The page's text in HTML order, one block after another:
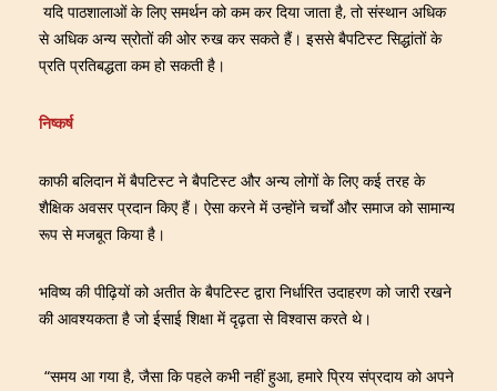
यदि पाठशालाओं के लिए समर्थन को कम कर दिया जाता है, तो संस्थान अधिक
से अधिक अन्य स्रोतों की ओर रुख कर सकते हैं। इससे बैपटिस्ट सिद्धांतों के
प्रति प्रतिबद्धता कम हो सकती है।
निष्कर्ष
काफी बलिदान में बैपटिस्ट ने बैपटिस्ट और अन्य लोगों के लिए कई तरह के
शैक्षिक अवसर प्रदान किए हैं। ऐसा करने में उन्होंने चर्चों और समाज को सामान्य
रूप से मजबूत किया है।
भविष्य की पीढ़ियों को अतीत के बैपटिस्ट द्वारा निर्धारित उदाहरण को जारी रखने
की आवश्यकता है जो ईसाई शिक्षा में दृढ़ता से विश्वास करते थे।
“समय आ गया है, जैसा कि पहले कभी नहीं हुआ, हमारे प्रिय संप्रदाय को अपने